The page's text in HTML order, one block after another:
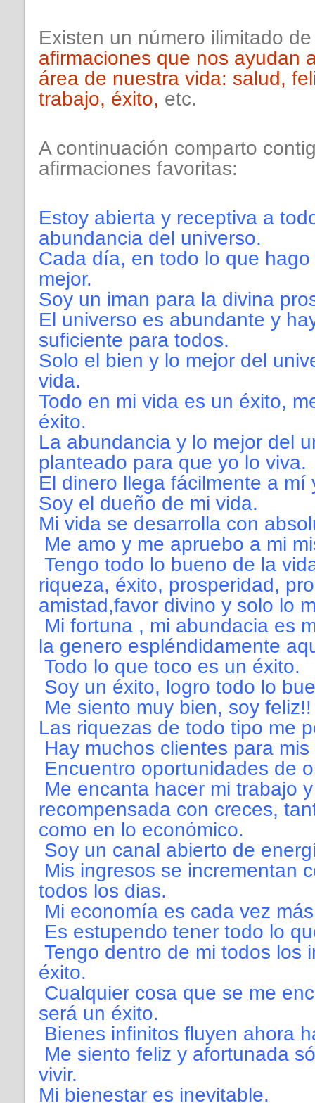
Existen un número ilimitado
afirmaciones que nos ayudan
área de nuestra vida: salud,
trabajo, éxito, etc.
A continuación comparto
afirmaciones favoritas:
Estoy abierta y receptiva a
abundancia del universo.
Cada día, en todo lo que
mejor.
Soy un iman para la divina
El universo es abundante y
suficiente para todos.
Solo el bien y lo mejor del
vida.
Todo en mi vida es un éxito,
éxito.
La abundancia y lo mejor del
planteado para que yo lo viva.
El dinero llega fácilmente a mí
Soy el dueño de mi vida.
Mi vida se desarrolla con
Me amo y me apruebo a mi
Tengo todo lo bueno de la
riqueza, éxito, prosperidad,
amistad,favor divino y solo lo
Mi fortuna , mi abundacia es
la genero espléndidamente
Todo lo que toco es un éxito.
Soy un éxito, logro todo lo
Me siento muy bien, soy feliz!!
Las riquezas de todo tipo me
Hay muchos clientes para
Encuentro oportunidades de
Me encanta hacer mi trabajo
recompensada con creces,
como en lo económico.
Soy un canal abierto de
Mis ingresos se incrementan
todos los dias.
Mi economía es cada vez
Es estupendo tener todo lo
Tengo dentro de mi todos los
éxito.
Cualquier cosa que se me
será un éxito.
Bienes infinitos fluyen ahora
Me siento feliz y afortunada
vivir.
Mi bienestar es inevitable.